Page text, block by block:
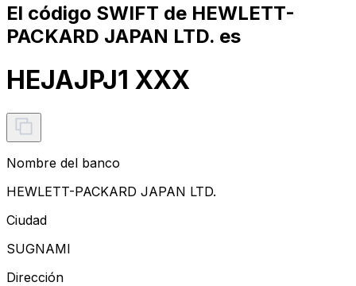
El código SWIFT de HEWLETT-
PACKARD JAPAN LTD. es
HEJAJPJ1 XXX
Nombre del banco
HEWLETT-PACKARD JAPAN LTD.
Ciudad
SUGNAMI
Dirección